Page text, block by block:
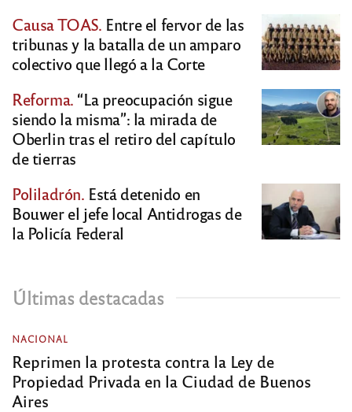
Causa TOAS. Entre el fervor de las
tribunas y la batalla de un amparo
colectivo que llegó a la Corte
Reforma. “La preocupación sigue
siendo la misma”: la mirada de
Oberlin tras el retiro del capítulo
de tierras
Poliladrón. Está detenido en
Bouwer el jefe local Antidrogas de
la Policía Federal
Últimas destacadas
NACIONAL
Reprimen la protesta contra la Ley de
Propiedad Privada en la Ciudad de Buenos
Aires